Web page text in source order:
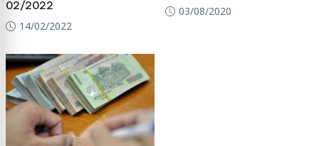
02/2022
14/02/2022
03/08/2020